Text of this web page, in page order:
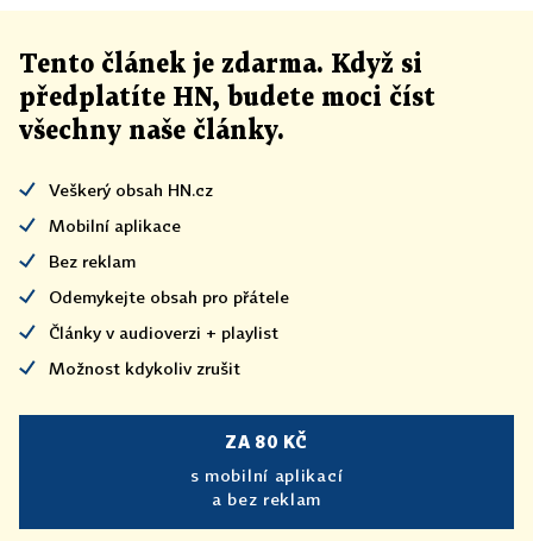
Tento článek je zdarma. Když si
předplatíte HN, budete moci číst
všechny naše články.
Veškerý obsah HN.cz
Mobilní aplikace
Bez reklam
Odemykejte obsah pro přátele
Články v audioverzi + playlist
Možnost kdykoliv zrušit
ZA 80 KČ
s mobilní aplikací
a bez reklam